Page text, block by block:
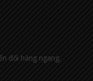
đổi hàng ngang,